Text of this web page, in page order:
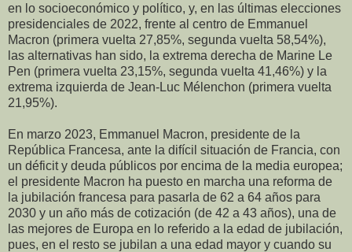
en lo socioeconómico y político, y, en las últimas elecciones
presidenciales de 2022, frente al centro de Emmanuel
Macron (primera vuelta 27,85%, segunda vuelta 58,54%),
las alternativas han sido, la extrema derecha de Marine Le
Pen (primera vuelta 23,15%, segunda vuelta 41,46%) y la
extrema izquierda de Jean-Luc Mélenchon (primera vuelta
21,95%).
En marzo 2023, Emmanuel Macron, presidente de la
República Francesa, ante la difícil situación de Francia, con
un déficit y deuda públicos por encima de la media europea;
el presidente Macron ha puesto en marcha una reforma de
la jubilación francesa para pasarla de 62 a 64 años para
2030 y un año más de cotización (de 42 a 43 años), una de
las mejores de Europa en lo referido a la edad de jubilación,
pues, en el resto se jubilan a una edad mayor y cuando su